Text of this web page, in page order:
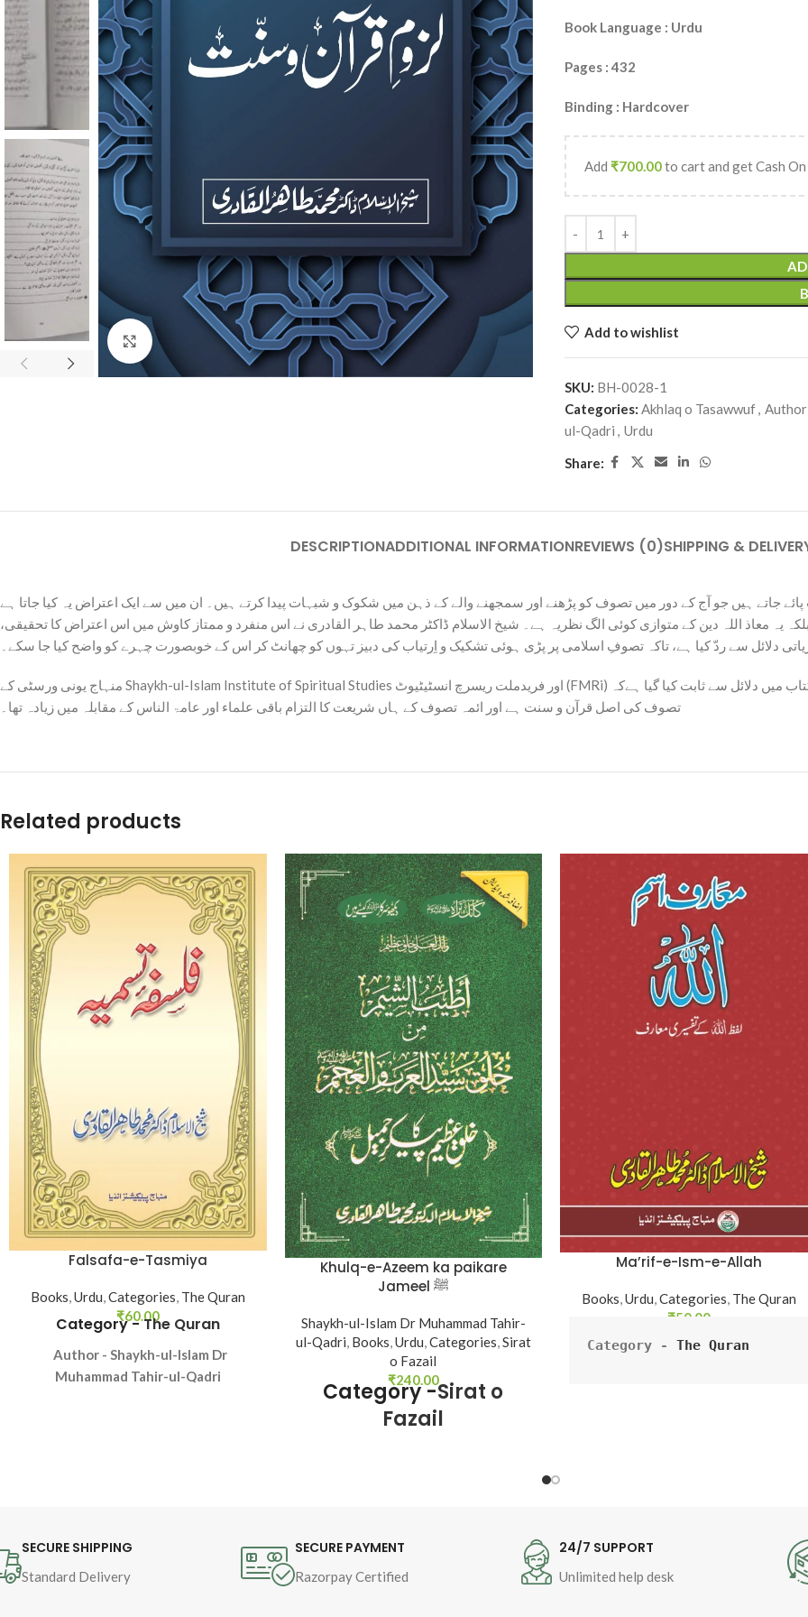
Click to enlarge
Book Language : Urdu
Pages : 432
Binding : Hardcover
Add ₹700.00to cart and get Cash
Add to wishlist
SKU: BH-0028-1
Categories: Akhlaq o Tasawwuf, Author
ul-Qadri , Urdu
Share:
DESCRIPTIONADDITIONAL INFORMATIONREVIEWS (0)SHIPPING &
جاتے ہیں جو آج کے دور میں تصوف کو پڑھنے اور سمجھنے والے کے ذہن میں شکوک و شبہات پیدا کرتے ہیں۔ ان ميں سے ایک اعتراض یہ کیا جاتا ہے
یہ معاذ اللہ دین کے متوازی کوئی الگ نظریہ ہے۔ شیخ الاسلام ڈاکٹر محمد طاہر القادری نے اس منفرد و ممتاز کاوش میں اس اعتراض کا تحقیقی،
دلائل سے ردّ کیا ہے، تاکہ تصوفِ اسلامی پر پڑی ہوئی تشکیک و اِرتیاب کی دبیز تہوں کو چھانٹ کر اس کے خوبصورت چہرے کو واضح کیا جا سکے۔
منہاج یونی ورسٹی کے Shaykh-ul-Islam Institute of Spiritual Studies اور فریدملت ریسرچ انسٹیٹیوٹ (FMRi) کے اشتراک سے طبع ہونے والی شیخ الاسلام کی اس کتاب میں دلائل سے ثابت کیا گیا ہےکہ
تصوف کی اصل قرآن و سنت ہے اور ائمہ تصوف کے ہاں شریعت کا التزام باقی علماء اور عامۃ الناس کے مقابلہ میں زیادہ تھا۔
Related products
Falsafa-e-Tasmiya
Books,Urdu,Categories, The Quran
₹60.00
Category -The Quran
Author - Shaykh-ul-Islam Dr
Muhammad Tahir-ul-Qadri
Khulq-e-Azeem ka paikare
Jameel ﷺ
Shaykh-ul-Islam Dr Muhammad Tahir-
ul-Qadri, Books,Urdu,Categories,Sirat
o Fazail
₹240.00
Category -Sirat o
Fazail
Ma’rif-e-Ism-e-Allah
Books Urdu Categories The Quran
₹50.00
Category - The Quran
SECURE SHIPPING
Standard Delivery
SECURE PAYMENT
Razorpay Certified
24/7 SUPPORT
Unlimited help desk